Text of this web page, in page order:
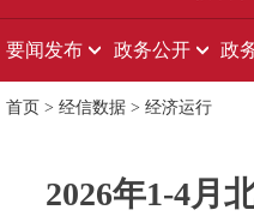
要闻发布 政务公开 政
首页 > 经信数据 > 经济运行
2026年1-4月